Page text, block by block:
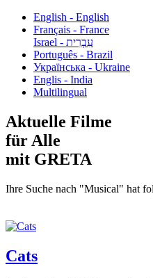
English - English
Français - France
עִבְרִית - Israel
Português - Brazil
Українська - Ukraine
Englis - India
Multilingual
Aktuelle Filme
für Alle
mit GRETA
Ihre Suche nach "Musical" hat
Cats